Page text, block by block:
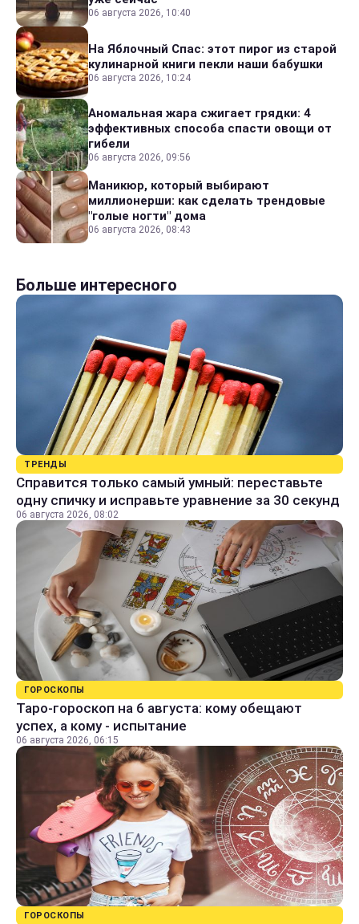
06 августа 2026, 10:40
На Яблочный Спас: этот пирог из старой
кулинарной книги пекли наши бабушки
06 августа 2026, 10:24
Аномальная жара сжигает грядки: 4
эффективных способа спасти овощи от
гибели
06 августа 2026, 09:56
Маникюр, который выбирают
миллионерши: как сделать трендовые
"голые ногти" дома
06 августа 2026, 08:43
Больше интересного
ТРЕНДЫ
Справится только самый умный: переставьте
одну спичку и исправьте уравнение за 30 секунд
06 августа 2026, 08:02
ГОРОСКОПЫ
Таро-гороскоп на 6 августа: кому обещают
успех, а кому - испытание
06 августа 2026, 06:15
ГОРОСКОПЫ